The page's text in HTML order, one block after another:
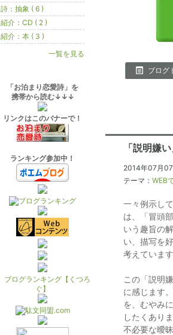
ブログ
「説明嫌
2014年07月
テーマ： WEB
一々例示し
は、「冒頭
いう趣旨の
い、描写を
考えていま
この「説明
に感じます
を、むやみ
したくあり
不必要な曖
詩：抽象 ( 6 )
紹介：CD ( 2 )
紹介：本 ( 3 )
一覧を見る
「お泊まり恋愛詩」を
携帯から読む↓↓↓
リンクはこのバナーで！
ランキング参加中！